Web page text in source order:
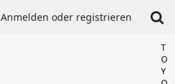
Anmelden oder registrieren
T
O
Y